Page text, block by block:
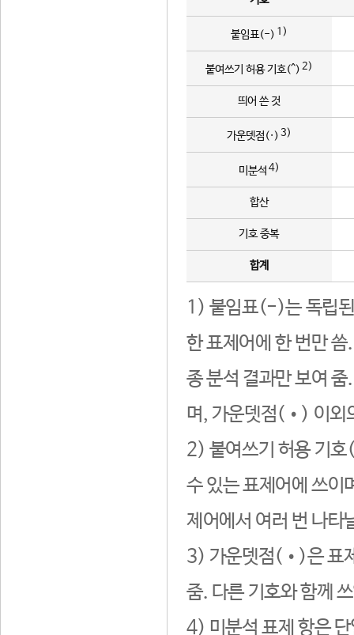
붙임표(-) 1)
붙여쓰기 허용 기호(^) 2)
띄어 쓴 것
가운뎃점(·) 3)
미분석 4)
합산
기호 중복
합계
1) 붙임표(-)는 독립된
한 표제어에 한 번만
종 분석 결과만 보여
며, 가운뎃점(•) 이외
2) 붙여쓰기 허용 기호
수 있는 표제어에 쓰이
제어에서 여러 번 나타
3) 가운뎃점(•)은 표
줌. 다른 기호와 함께
4) 미분석 표제 항은